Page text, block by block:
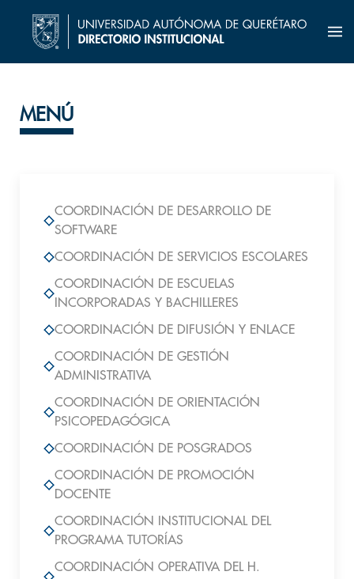
MENÚ
COORDINACIÓN DE DESARROLLO DE
SOFTWARE
COORDINACIÓN DE SERVICIOS ESCOLARES
COORDINACIÓN DE ESCUELAS
INCORPORADAS Y BACHILLERES
COORDINACIÓN DE DIFUSIÓN Y ENLACE
COORDINACIÓN DE GESTIÓN
ADMINISTRATIVA
COORDINACIÓN DE ORIENTACIÓN
PSICOPEDAGÓGICA
COORDINACIÓN DE POSGRADOS
COORDINACIÓN DE PROMOCIÓN
DOCENTE
COORDINACIÓN INSTITUCIONAL DEL
PROGRAMA TUTORÍAS
COORDINACIÓN OPERATIVA DEL H.